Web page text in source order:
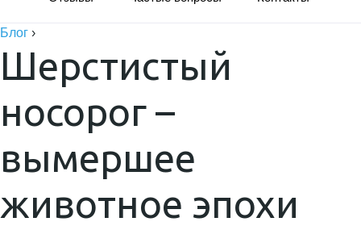
Блог ›
Шерстистый
носорог –
вымершее
животное эпохи